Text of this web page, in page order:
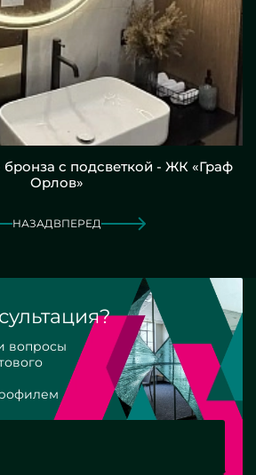
бронза с подсветкой - ЖК «Граф
Орлов»
НАЗАДВПЕРЕД
вопросы